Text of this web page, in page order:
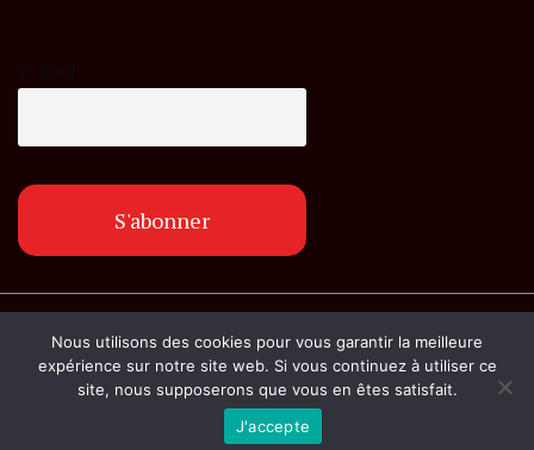
© Copyright lemagazineinfo.fr. Tous droits
réservés.
Nous utilisons des cookies pour vous garantir la meilleure
expérience sur notre site web. Si vous continuez à utiliser ce
site, nous supposerons que vous en êtes satisfait.
J'accepte